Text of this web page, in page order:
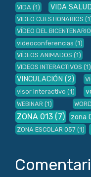
VIDA (1) VIDA
VIDEO CUESTIONARIOS
VÍDEO DEL BICENTENARIO
videoconferencias (1)
VÍDEOS ANIMADOS (1)
VIDEOS INTERACTIVOS (1)
VINCULACIÓN (2)
visor interactivo (1)
WEBINAR (1) WORD
ZONA 013 (7) zona
ZONA ESCOLAR 057 (1)